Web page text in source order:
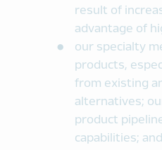
result of
advantage of
our specialty
products,
from existing
alternatives;
product
capabilities;